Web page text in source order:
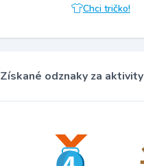
Chci tričko!
Získané odznaky za aktivity